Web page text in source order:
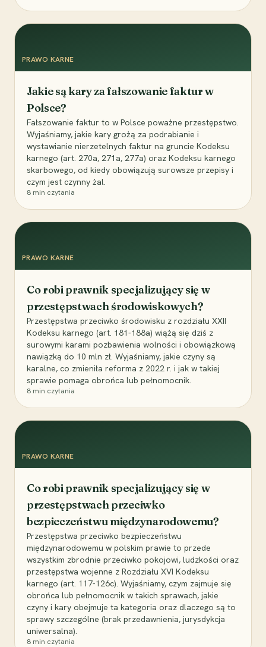
PRAWO KARNE
Jakie są kary za fałszowanie faktur w
Polsce?
Fałszowanie faktur to w Polsce poważne przestępstwo.
Wyjaśniamy, jakie kary grożą za podrabianie i
wystawianie nierzetelnych faktur na gruncie Kodeksu
karnego (art. 270a, 271a, 277a) oraz Kodeksu karnego
skarbowego, od kiedy obowiązują surowsze przepisy i
czym jest czynny żal.
8 min czytania
PRAWO KARNE
Co robi prawnik specjalizujący się w
przestępstwach środowiskowych?
Przestępstwa przeciwko środowisku z rozdziału XXII
Kodeksu karnego (art. 181-188a) wiążą się dziś z
surowymi karami pozbawienia wolności i obowiązkową
nawiązką do 10 mln zł. Wyjaśniamy, jakie czyny są
karalne, co zmieniła reforma z 2022 r. i jak w takiej
sprawie pomaga obrońca lub pełnomocnik.
8 min czytania
PRAWO KARNE
Co robi prawnik specjalizujący się w
przestępstwach przeciwko
bezpieczeństwu międzynarodowemu?
Przestępstwa przeciwko bezpieczeństwu
międzynarodowemu w polskim prawie to przede
wszystkim zbrodnie przeciwko pokojowi, ludzkości oraz
przestępstwa wojenne z Rozdziału XVI Kodeksu
karnego (art. 117-126c). Wyjaśniamy, czym zajmuje się
obrońca lub pełnomocnik w takich sprawach, jakie
czyny i kary obejmuje ta kategoria oraz dlaczego są to
sprawy szczególne (brak przedawnienia, jurysdykcja
uniwersalna).
8 min czytania